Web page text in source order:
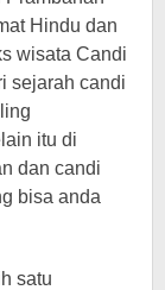
Hindu dan
wisata Candi
sejarah candi
itu di
dan candi
bisa anda
satu